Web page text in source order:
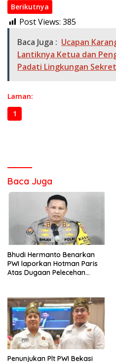
Berikutnya
Post Views: 385
Baca Juga : Ucapan
Lantiknya Ketua dan
Padati Lingkungan
Laman:
1
Baca Juga
Bhudi Hermanto Benarkan
PWI laporkan Hotman Paris
Atas Dugaan Pelecehan
Penunjukan Plt PWI Bekasi